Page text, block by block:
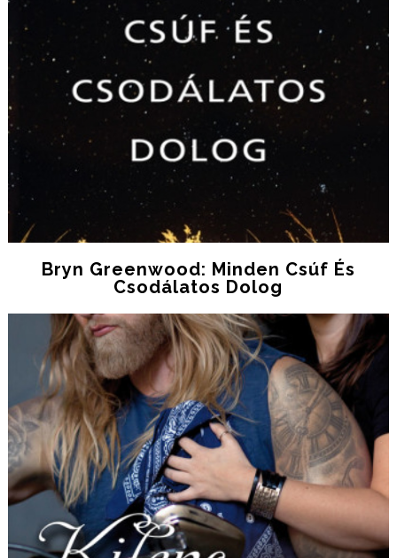
Bryn Greenwood: Minden Csúf És
Csodálatos Dolog